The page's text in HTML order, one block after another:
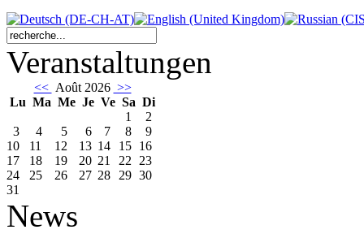
Veranstaltungen
<< Août 2026 >>
Lu Ma Me Je Ve Sa Di
1
2
3
4 5 6 7 8
9
10
11 12 13 14 15 16
17
18 19 20 21 22 23
24
25 26 27 28 29 30
31
News